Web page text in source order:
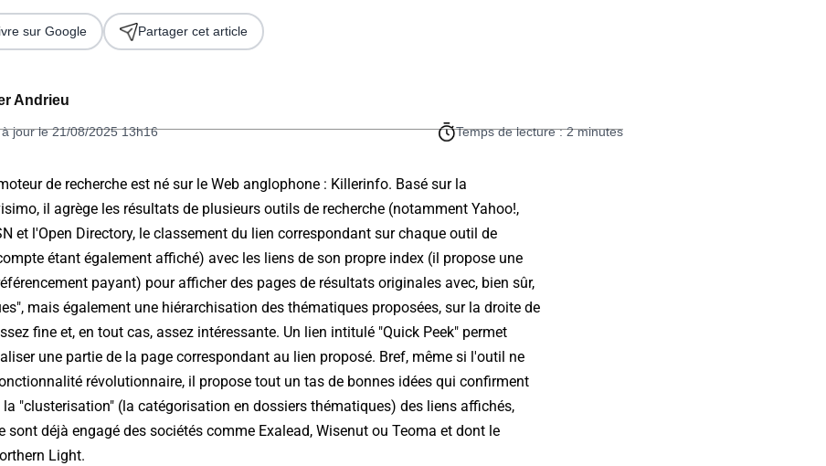
Andrieu
jour le 21/08/2025 13h16 Temps de lecture : 2 minutes
sur Google Partager cet article
de recherche est né sur le Web anglophone : Killerinfo. Basé sur la
il agrège les résultats de plusieurs outils de recherche (notamment Yahoo!,
et l'Open Directory, le classement du lien correspondant sur chaque outil de
étant également affiché) avec les liens de son propre index (il propose une
payant) pour afficher des pages de résultats originales avec, bien sûr,
mais également une hiérarchisation des thématiques proposées, sur la droite de
fine et, en tout cas, assez intéressante. Un lien intitulé "Quick Peek" permet
une partie de la page correspondant au lien proposé. Bref, même si l'outil ne
révolutionnaire, il propose tout un tas de bonnes idées qui confirment
"clusterisation" (la catégorisation en dossiers thématiques) des liens affichés,
sont déjà engagé des sociétés comme Exalead, Wisenut ou Teoma et dont le
Light.